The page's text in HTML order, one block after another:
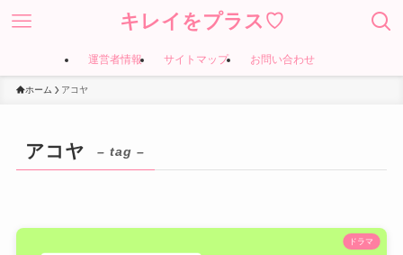
キレイをプラス♡
運営者情報 サイトマップ お問い合わせ
ホーム アコヤ
アコヤ – tag –
ドラマ